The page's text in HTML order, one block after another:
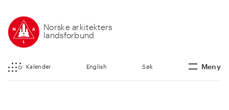
Norske arkitekters
landsforbund
Kalender English Søk Meny